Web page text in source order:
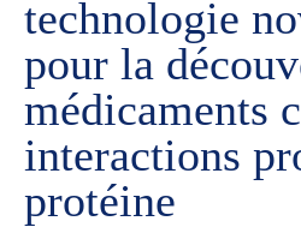
technologie
pour la
médicaments
interactions
protéine